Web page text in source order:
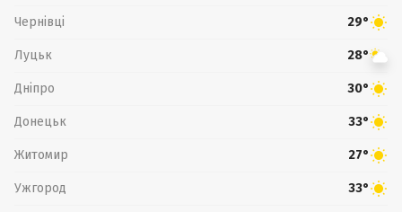
Чернівці 29°
Луцьк 28°
Дніпро 30°
Донецьк 33°
Житомир 27°
Ужгород 33°